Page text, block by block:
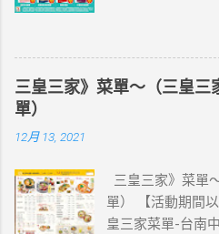
澳、美國、菲律
通有 📲 立即取卡
通不怕過期 🧳 一
由~~eSIM吃到飽
字，表示您的手
卡機、平板、電
111/5/4~6/22 每
饋) 【販售門市查
https://
台式傳統口味~好
與其他優惠並行
售數量為準。 2.活
三皇三家》菜單～（三皇三
單）
12月 13, 2021
三皇三家》菜單
單） 【活動期間
皇三家菜單-台南